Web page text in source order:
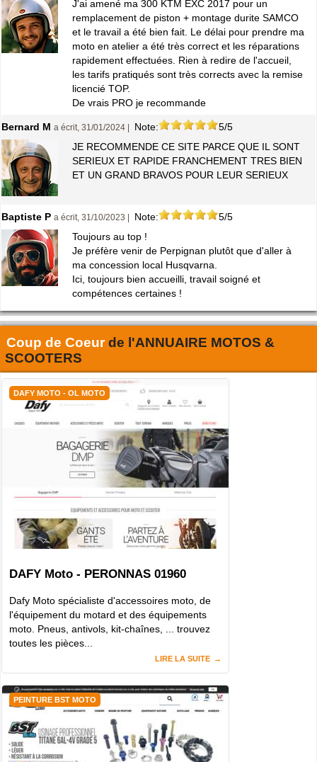
J'ai amené ma 300 KTM EXC 2017 pour un
remplacement de piston + montage durite SAMCO
et le travail a été bien fait. Le délai pour prendre ma
moto en atelier a été très correct et les réparations
rapidement effectuées. Rien à redire de l'accueil,
les tarifs pratiqués sont très corrects avec la remise
licencié TOP.
De vrais PRO je recommande
Bernard M a écrit, 31/01/2024 | Note:
5/5
JE RECOMMENDE CE SITE PARCE QUE IL SONT
SERIEUX ET RAPIDE FRANCHEMENT TRES BIEN
ET UN GRAND BRAVOS POUR LEUR SERIEUX
Baptiste P a écrit, 31/10/2023 | Note:
5/5
Toujours au top !
Je préfère venir de Perpignan plutôt que d'aller à
ma concession local Husqvarna.
Ici, toujours bien accueilli, travail soigné et
compétences certaines !
Coup de Coeurde l'ANNUAIRE MOTOS &
SCOOTERS
DAFY MOTO - OL MOTO
DAFY Moto - PERONNAS 01960
Dafy Moto spécialiste d'accessoires moto, de
l'équipement du motard et des équipements
moto. Pneus, antivols, kit-chaînes, ... trouvez
toutes les pièces...
LIRE LA SUITE
PEINTURE BST MOTO